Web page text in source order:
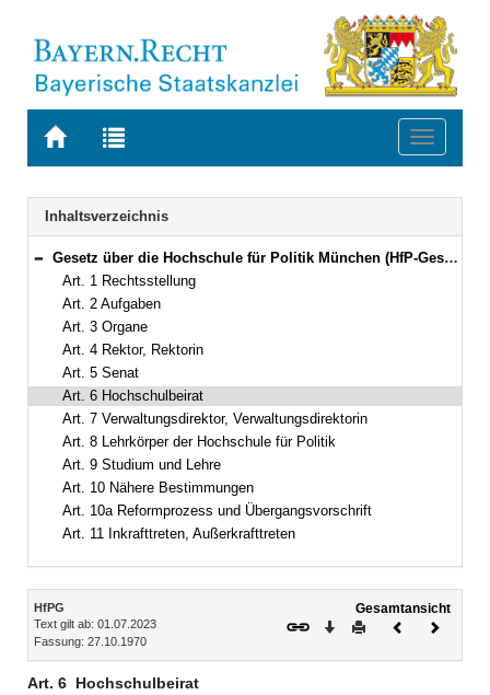
Zur
BAYERN.RECHT
Zur
letzten
Suche
Toggle
Navigation
Inhaltsverzeichnis
Bereich reduzieren
Gesetz über die Hochschule für Politik München (HfP-Gesetz – HfPG) Vom 27. Oktober 1970 (BayRS IV S. 183) BayRS 2211-2-WK (Art. 1–11)
Art. 1 Rechtsstellung
Art. 2 Aufgaben
Art. 3 Organe
Art. 4 Rektor, Rektorin
Art. 5 Senat
Art. 6 Hochschulbeirat
Art. 7 Verwaltungsdirektor, Verwaltungsdirektorin
Art. 8 Lehrkörper der Hochschule für Politik
Art. 9 Studium und Lehre
Art. 10 Nähere Bestimmungen
Art. 10a Reformprozess und Übergangsvorschrift
Art. 11 Inkrafttreten, Außerkrafttreten
Inhalt
HfPG
Text gilt ab: 01.07.2023
Fassung: 27.10.1970
Gesamtansicht
Download
DruckenVorheriges
Art. 6 Hochschulbeirat